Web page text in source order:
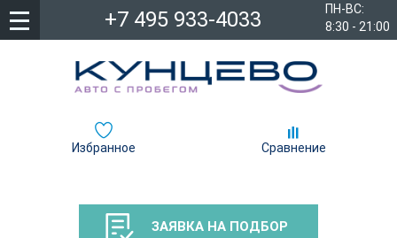
ПН-ВС:
8:30 - 21:00
+7 495 933-4033
Избранное Сравнение
ЗАЯВКА НА ПОДБОР